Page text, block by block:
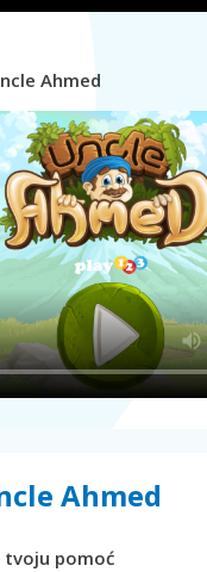
Ahmed
Ahmed
tvoju pomoć